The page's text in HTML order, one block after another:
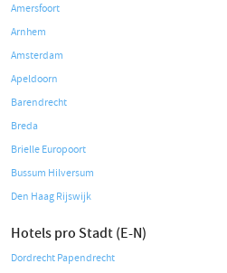
Amersfoort
Arnhem
Amsterdam
Apeldoorn
Barendrecht
Breda
Brielle Europoort
Bussum Hilversum
Den Haag Rijswijk
Hotels pro Stadt (E-N)
Dordrecht Papendrecht